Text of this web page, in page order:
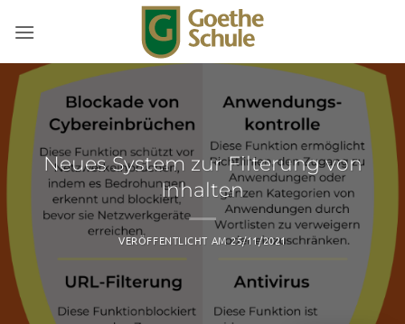
Inhalt
Neues System zur Filterung von
Inhalten
VERÖFFENTLICHT AM25/11/2021